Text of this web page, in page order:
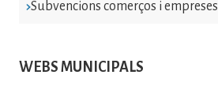
Subvencions comerços i empreses
WEBS MUNICIPALS